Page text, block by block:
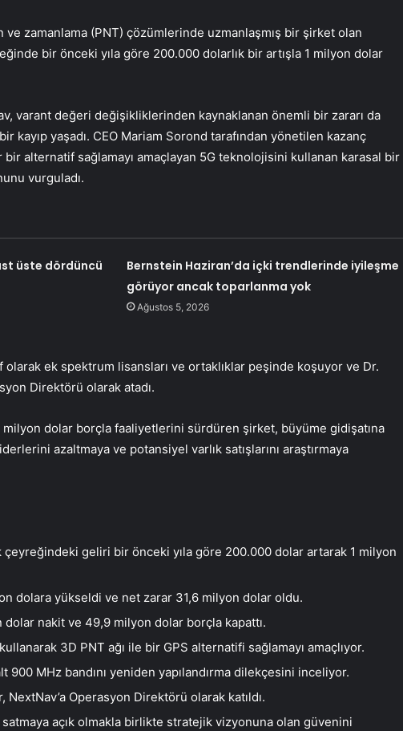
ve zamanlama (PNT) çözümlerinde uzmanlaşmış bir şirket olan
bir önceki yıla göre 200.000 dolarlık bir artışla 1 milyon dolar
varant değeri değişikliklerinden kaynaklanan önemli bir zararı da
kayıp yaşadı. CEO Mariam Sorond tarafından yönetilen kazanç
bir alternatif sağlamayı amaçlayan 5G teknolojisini kullanan karasal bir
vurguladı.
üste dördüncü
Bernstein Haziran’da içki trendlerinde iyileşme
görüyor ancak toparlanma yok
Ağustos 5, 2026
olarak ek spektrum lisansları ve ortaklıklar peşinde koşuyor ve Dr.
Direktörü olarak atadı.
dolar borçla faaliyetlerini sürdüren şirket, büyüme gidişatına
azaltmaya ve potansiyel varlık satışlarını araştırmaya
çeyreğindeki geliri bir önceki yıla göre 200.000 dolar artarak 1 milyon
dolara yükseldi ve net zarar 31,6 milyon dolar oldu.
nakit ve 49,9 milyon dolar borçla kapattı.
3D PNT ağı ile bir GPS alternatifi sağlamayı amaçlıyor.
900 MHz bandını yeniden yapılandırma dilekçesini inceliyor.
NextNav’a Operasyon Direktörü olarak katıldı.
satmaya açık olmakla birlikte stratejik vizyonuna olan güvenini